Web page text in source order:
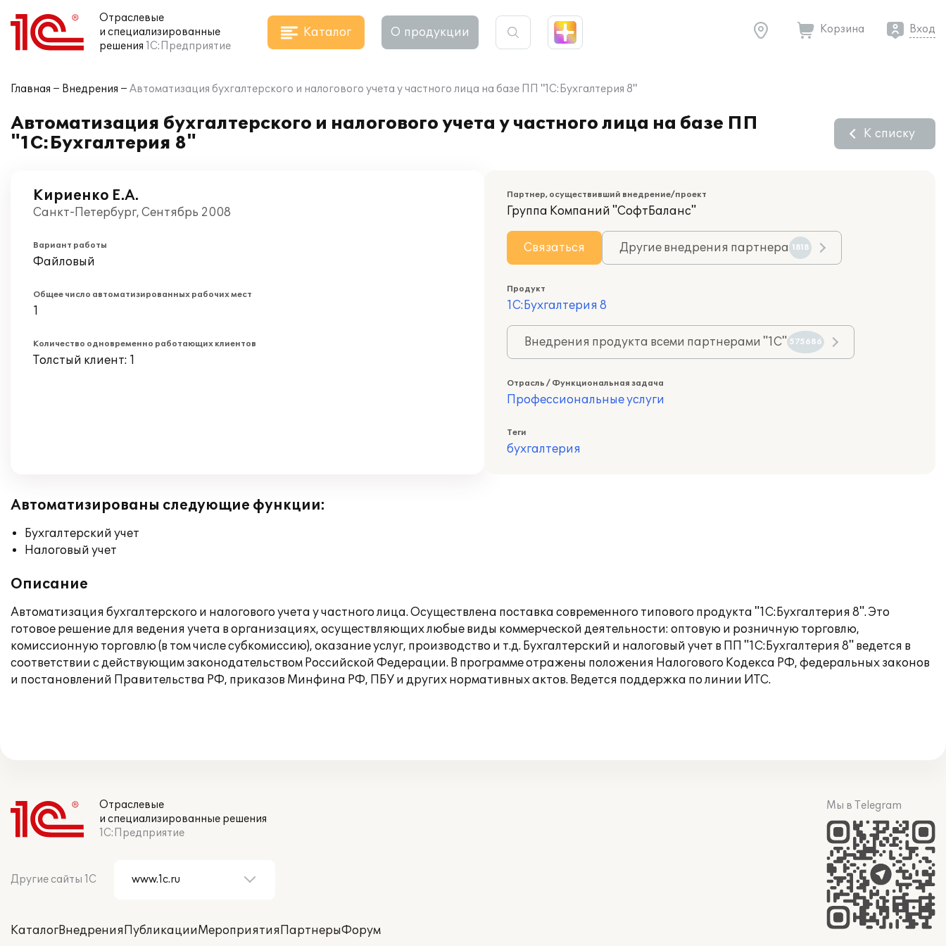
Отраслевые
и специализированные
решения 1С:Предприятие
Каталог О продукции Корзина Вход
Главная Внедрения Автоматизация бухгалтерского и налогового учета у частного лица на базе ПП "1С:Бухгалтерия 8"
Автоматизация бухгалтерского и налогового учета у частного лица на базе ПП
"1С:Бухгалтерия 8"
К списку
Кириенко Е.А.
Санкт-Петербург, Сентябрь 2008
Вариант работы
Файловый
Общее число автоматизированных рабочих мест
1
Количество одновременно работающих клиентов
Толстый клиент: 1
Партнер, осуществивший внедрение/проект
Группа Компаний "СофтБаланс"
Связаться Другие внедрения партнера 1818
Продукт
1С:Бухгалтерия 8
Внедрения продукта всеми партнерами "1С" 575686
Отрасль / Функциональная задача
Профессиональные услуги
Теги
бухгалтерия
Автоматизированы следующие функции:
Бухгалтерский учет
Налоговый учет
Описание
Автоматизация бухгалтерского и налогового учета у частного лица. Осуществлена поставка современного типового продукта "1С:Бухгалтерия 8". Это
готовое решение для ведения учета в организациях, осуществляющих любые виды коммерческой деятельности: оптовую и розничную торговлю,
комиссионную торговлю (в том числе субкомиссию), оказание услуг, производство и т.д. Бухгалтерский и налоговый учет в ПП "1С:Бухгалтерия 8" ведется в
соответствии с действующим законодательством Российской Федерации. В программе отражены положения Налогового Кодекса РФ, федеральных законов
и постановлений Правительства РФ, приказов Минфина РФ, ПБУ и других нормативных актов. Ведется поддержка по линии ИТС.
Отраслевые
и специализированные решения
1С:Предприятие
Другие сайты 1С
КаталогВнедренияПубликацииМероприятияПартнерыФорум
Мы в Telegram